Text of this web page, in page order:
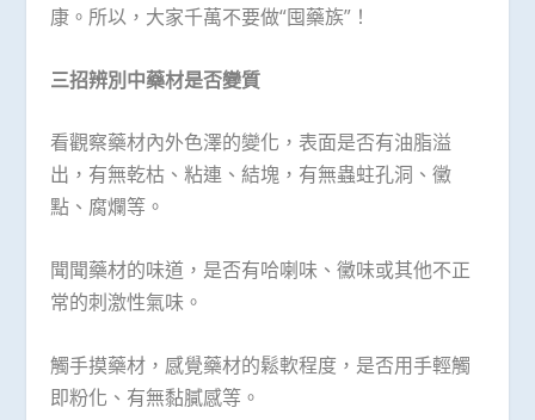
康。所以，大家千萬不要做“囤藥族”！
三招辨別中藥材是否變質
看觀察藥材內外色澤的變化，表面是否有油脂溢
出，有無乾枯、粘連、結塊，有無蟲蛀孔洞、黴
點、腐爛等。
聞聞藥材的味道，是否有哈喇味、黴味或其他不正
常的刺激性氣味。
觸手摸藥材，感覺藥材的鬆軟程度，是否用手輕觸
即粉化、有無黏膩感等。